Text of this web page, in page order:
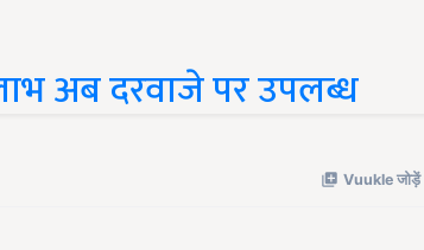
अब दरवाजे पर उपलब्ध